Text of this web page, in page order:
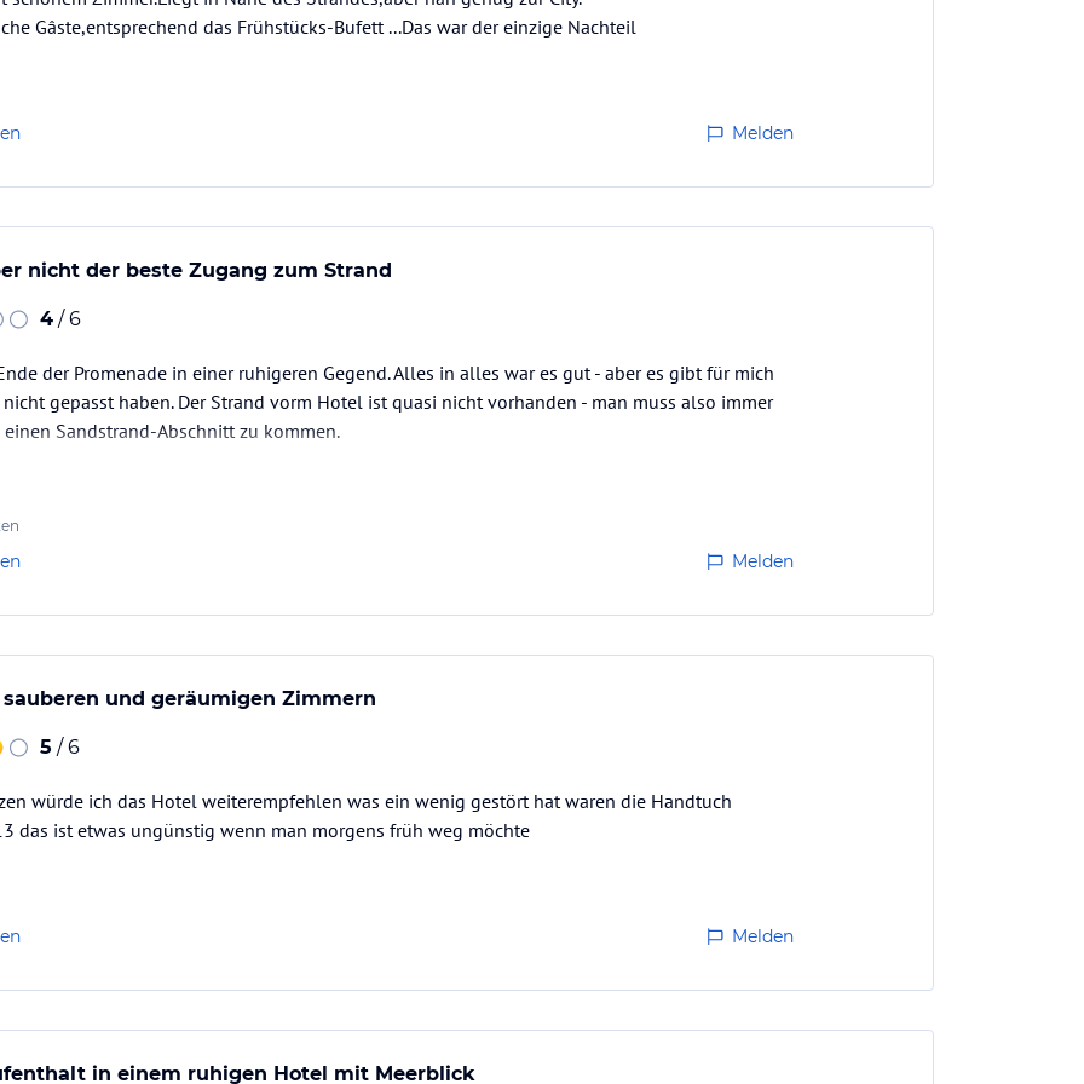
Gâste,entsprechend das Frühstücks-Bufett ...Das war der einzige Nachteil
Melden
nicht der beste Zugang zum Strand
4 / 6
der Promenade in einer ruhigeren Gegend. Alles in alles war es gut - aber es gibt für mich
gepasst haben. Der Strand vorm Hotel ist quasi nicht vorhanden - man muss also immer
Sandstrand-Abschnitt zu kommen.
Melden
und geräumigen Zimmern
5 / 6
würde ich das Hotel weiterempfehlen was ein wenig gestört hat waren die Handtuch
das ist etwas ungünstig wenn man morgens früh weg möchte
Melden
in einem ruhigen Hotel mit Meerblick